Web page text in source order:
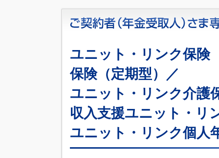
ユニット・リンク保険
保険（定期型）／
ユニット・リンク介護
収入支援ユニット・リ
ユニット・リンク個人